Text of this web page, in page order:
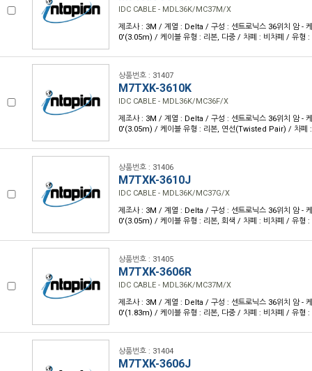
IDC CABLE - MDL36K/MC37M/X
제조사 : 3M / 계열 : Delta / 구성 : 센트로닉스 36위치 암 -
0'(3.05m) / 케이블 유형 : 리본, 다중 / 차폐 : 비차폐 / 유형 :
상품번호 : 31407
M7TXK-3610K
IDC CABLE - MDL36K/MC36F/X
제조사 : 3M / 계열 : Delta / 구성 : 센트로닉스 36위치 암 -
0'(3.05m) / 케이블 유형 : 리본, 연선(Twisted Pair) / 차폐 :
상품번호 : 31406
M7TXK-3610J
IDC CABLE - MDL36K/MC37G/X
제조사 : 3M / 계열 : Delta / 구성 : 센트로닉스 36위치 암 -
0'(3.05m) / 케이블 유형 : 리본, 회색 / 차폐 : 비차폐 / 유형 :
상품번호 : 31405
M7TXK-3606R
IDC CABLE - MDL36K/MC37M/X
제조사 : 3M / 계열 : Delta / 구성 : 센트로닉스 36위치 암 -
0'(1.83m) / 케이블 유형 : 리본, 다중 / 차폐 : 비차폐 / 유형 :
상품번호 : 31404
M7TXK-3606J